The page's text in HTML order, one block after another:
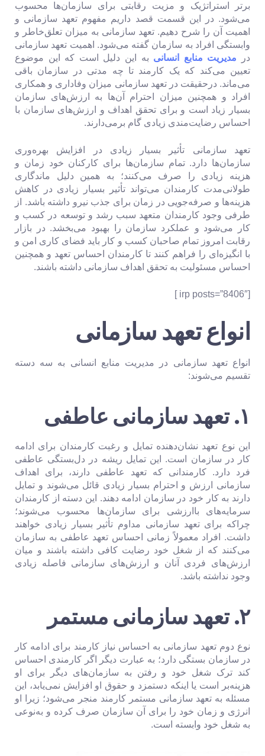
برتر استراتژیک و مزیت رقابتی برای سازمان‌ها محسوب
می‌شود. در این قسمت قصد داریم مفهوم تعهد سازمانی و
اهمیت آن را شرح دهیم. تعهد سازمانی به میزان تعلق‌خاطر و
وابستگی افراد به سازمان گفته می‌شود. اهمیت تعهد سازمانی
در مدیریت منابع انسانی به این دلیل است که این موضوع
تعیین می‌کند که یک کارمند تا چه مدتی در سازمان باقی
می‌ماند. درحقیقت در تعهد سازمانی میزان وفاداری و همکاری
افراد و همچنین میزان احترام آن‌ها به ارزش‌های سازمان
بسیار زیاد است و برای تحقق اهداف و ارزش‌های سازمان با
احساس رضایت‌مندی زیادی گام برمی‌دارند.
تعهد سازمانی تأثیر بسیار زیادی در افزایش بهره‌وری
سازمان‌ها دارد. تمام سازمان‌ها برای کارکنان خود زمان و
هزینه زیادی را صرف می‌کنند؛ به همین دلیل ماندگاری
طولانی‌مدت کارمندان می‌تواند تأثیر بسیار زیادی در کاهش
هزینه‌ها و صرفه‌جویی در زمان برای جذب نیرو داشته باشد. از
طرفی وجود کارمندان متعهد سبب رشد و توسعه در کسب و
کار می‌شود و عملکرد سازمان را بهبود می‌بخشد. در بازار
رقابت امروز تمام صاحبان کسب و کار باید فضای کاری امن و
با انگیزه‌ای را فراهم کنند تا کارمندان احساس تعهد و همچنین
احساس مسئولیت به تحقق اهداف سازمانی داشته باشند.
[irp posts=”8406″ ]
انواع تعهد سازمانی
انواع تعهد سازمانی در مدیریت منابع انسانی به سه دسته
تقسیم می‌شوند:
۱. تعهد سازمانی عاطفی
این نوع تعهد نشان‌دهنده تمایل و رغبت کارمندان برای ادامه
کار در سازمان است. این تمایل ریشه در دل‌بستگی عاطفی
فرد دارد. کارمندانی که تعهد عاطفی دارند، برای اهداف
سازمانی ارزش و احترام بسیار زیادی قائل می‌شوند و تمایل
دارند به کار خود در سازمان ادامه دهند. این دسته از کارمندان
سرمایه‌های باارزشی برای سازمان‌ها محسوب می‌شوند؛
چراکه برای تعهد سازمانی مداوم تأثیر بسیار زیادی خواهند
داشت. افراد معمولاً زمانی احساس تعهد عاطفی به سازمان
می‌کنند که از شغل خود رضایت کافی داشته باشند و میان
ارزش‌های فردی آنان و ارزش‌های سازمانی فاصله زیادی
وجود نداشته باشد.
۲. تعهد سازمانی مستمر
نوع دوم تعهد سازمانی به احساس نیاز کارمند برای ادامه کار
در سازمان بستگی دارد؛ به عبارت دیگر اگر کارمندی احساس
کند ترک شغل خود و رفتن به سازمان‌های دیگر برای او
هزینه‌بر است یا اینکه دستمزد و حقوق او افزایش نمی‌یابد، این
مسئله به تعهد سازمانی مستمر کارمند منجر می‌شود؛ زیرا او
انرژی و زمان خود را برای آن سازمان صرف کرده و به‌نوعی
به شغل خود وابسته است.